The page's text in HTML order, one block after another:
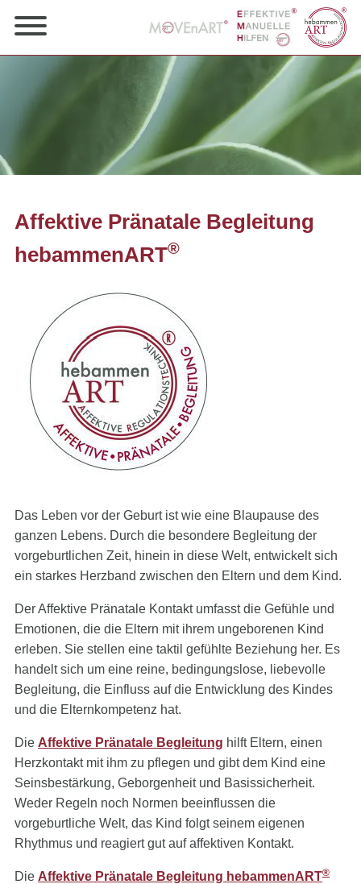
Affektive Pränatale Begleitung
hebammenART®
Das Leben vor der Geburt ist wie eine Blaupause des
ganzen Lebens. Durch die besondere Begleitung der
vorgeburtlichen Zeit, hinein in diese Welt, entwickelt sich
ein starkes Herzband zwischen den Eltern und dem Kind.
Der Affektive Pränatale Kontakt umfasst die Gefühle und
Emotionen, die die Eltern mit ihrem ungeborenen Kind
erleben. Sie stellen eine taktil gefühlte Beziehung her. Es
handelt sich um eine reine, bedingungslose, liebevolle
Begleitung, die Einfluss auf die Entwicklung des Kindes
und die Elternkompetenz hat.
Die Affektive Pränatale Begleitung hilft Eltern, einen
Herzkontakt mit ihm zu pflegen und gibt dem Kind eine
Seinsbestärkung, Geborgenheit und Basissicherheit.
Weder Regeln noch Normen beeinflussen die
vorgeburtliche Welt, das Kind folgt seinem eigenen
Rhythmus und reagiert gut auf affektiven Kontakt.
Die Affektive Pränatale Begleitung hebammenART®